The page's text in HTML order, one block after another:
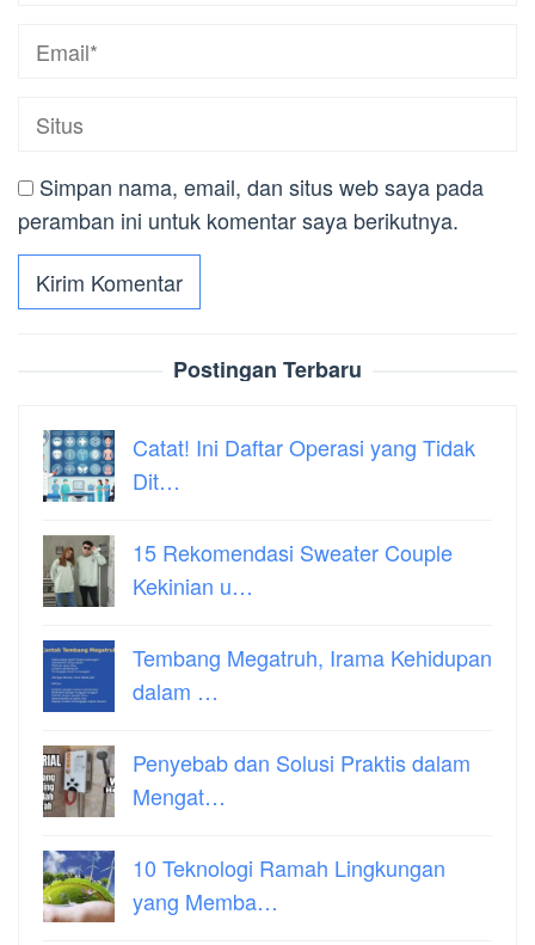
Simpan nama, email, dan situs web saya pada
peramban ini untuk komentar saya berikutnya.
Postingan Terbaru
Catat! Ini Daftar Operasi yang Tidak
Dit…
15 Rekomendasi Sweater Couple
Kekinian u…
Tembang Megatruh, Irama Kehidupan
dalam …
Penyebab dan Solusi Praktis dalam
Mengat…
10 Teknologi Ramah Lingkungan
yang Memba…